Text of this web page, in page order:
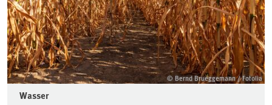
© Bernd Brueggemann / Fotolia
Wasser